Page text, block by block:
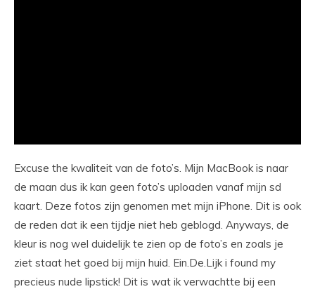
Excuse the kwaliteit van de foto’s. Mijn MacBook is naar
de maan dus ik kan geen foto’s uploaden vanaf mijn sd
kaart. Deze fotos zijn genomen met mijn iPhone. Dit is ook
de reden dat ik een tijdje niet heb geblogd. Anyways, de
kleur is nog wel duidelijk te zien op de foto’s en zoals je
ziet staat het goed bij mijn huid. Ein.De.Lijk i found my
precieus nude lipstick! Dit is wat ik verwachtte bij een